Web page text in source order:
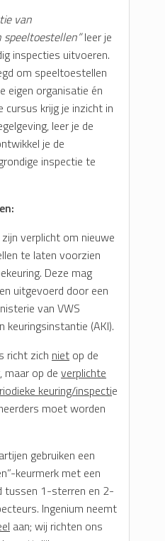
van
speeltoestellen”leer je
inspecties uitvoeren.
om speeltoestellen
eigen organisatie én
cursus krijg je inzicht in
leer je de
je de
inspectie te
verplicht om nieuwe
te laten voorzien
Deze mag
uitgevoerd door een
van VWS
keuringsinstantie (AKI).
richt zich niet op de
maar op de verplichte
keuring/inspectie
moet worden
gebruiken een
keurmerk met een
tussen 1-sterren en 2-
Ingenium neemt
aan; wij richten ons